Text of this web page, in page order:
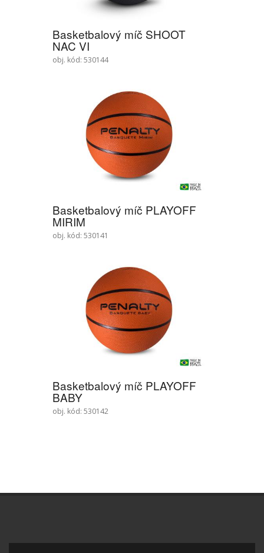
Basketbalový míč SHOOT
NAC VI
obj. kód: 530144
Basketbalový míč PLAYOFF
MIRIM
obj. kód: 530141
Basketbalový míč PLAYOFF
BABY
obj. kód: 530142